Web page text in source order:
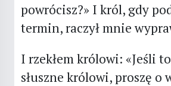
powrócisz?» I król, gdy
termin, raczył mnie
I rzekłem królowi: «Jeśli
słuszne królowi, proszę o